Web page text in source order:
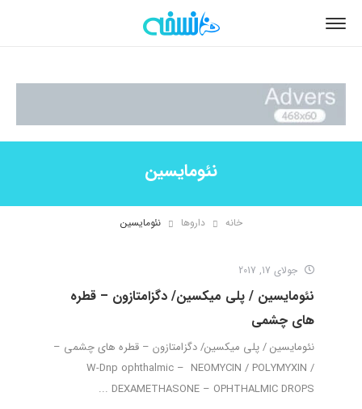
نئومایسین
خانه داروها نئومایسین
جولای 17, 2017
نئومایسین / پلی میکسین/ دگزامتازون – قطره
های چشمی
نئومایسین / پلی میکسین/ دگزامتازون – قطره های چشمی –
W-Dnp ophthalmic – NEOMYCIN / POLYMYXIN /
DEXAMETHASONE – OPHTHALMIC DROPS ...